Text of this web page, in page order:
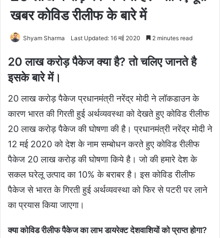
खबर कोविड रीलीफ के बारे में
Shyam Sharma Last Updated: 16 मई 2020 2 minutes read
20 लाख करोड़ पैकेज क्या है? तो चलिए जानते है
इसके बारे में।
20 लाख करोड़ पैकेज प्रधानमंत्री नरेंद्र मोदी ने लॉकडाउन के
कारण भारत की गिरती हुई अर्थव्यवस्था को देखते हुए कोविड रीलीफ
20 लाख करोड़ पैकेज की घोषणा की है। प्रधानमंत्री नरेंद्र मोदी ने
12 मई 2020 को देश के नाम सम्बोधन करते हुए कोविड रीलीफ
पैकेज 20 लाख करोड़ की घोषणा किये है। जो की हमारे देश के
सकल घरेलू उत्पाद का 10% के बराबर है। इस कोविड रीलीफ
पैकेज से भारत के गिरती हुई अर्थव्यवस्था को फिर से पटरी पर लाने
का प्रयास किया जाएगा।
क्या कोविड रीलीफ पैकेज का लाभ डायरेक्ट देशवाशियों को प्राप्त होगा?